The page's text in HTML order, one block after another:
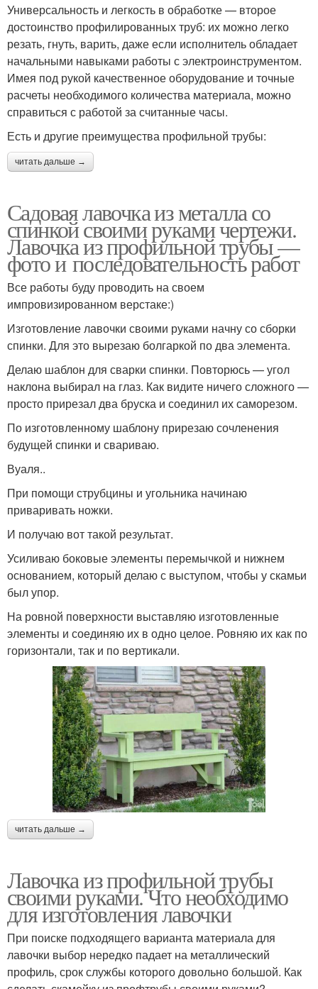
Универсальность и легкость в обработке — второе
достоинство профилированных труб: их можно легко
резать, гнуть, варить, даже если исполнитель обладает
начальными навыками работы с электроинструментом.
Имея под рукой качественное оборудование и точные
расчеты необходимого количества материала, можно
справиться с работой за считанные часы.
Есть и другие преимущества профильной трубы:
читать дальше →
Садовая лавочка из металла со
спинкой своими руками чертежи.
Лавочка из профильной трубы —
фото и последовательность работ
Все работы буду проводить на своем
импровизированном верстаке:)
Изготовление лавочки своими руками начну со сборки
спинки. Для это вырезаю болгаркой по два элемента.
Делаю шаблон для сварки спинки. Повторюсь — угол
наклона выбирал на глаз. Как видите ничего сложного —
просто прирезал два бруска и соединил их саморезом.
По изготовленному шаблону прирезаю сочленения
будущей спинки и свариваю.
Вуаля..
При помощи струбцины и угольника начинаю
приваривать ножки.
И получаю вот такой результат.
Усиливаю боковые элементы перемычкой и нижнем
основанием, который делаю с выступом, чтобы у скамьи
был упор.
На ровной поверхности выставляю изготовленные
элементы и соединяю их в одно целое. Ровняю их как по
горизонтали, так и по вертикали.
читать дальше →
Лавочка из профильной трубы
своими руками. Что необходимо
для изготовления лавочки
При поиске подходящего варианта материала для
лавочки выбор нередко падает на металлический
профиль, срок службы которого довольно большой. Как